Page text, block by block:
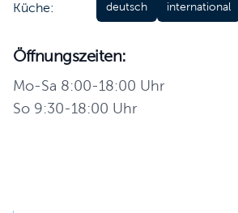
Küche: deutsch international
Öffnungszeiten:
Mo-Sa 8:00-18:00 Uhr
So 9:30-18:00 Uhr